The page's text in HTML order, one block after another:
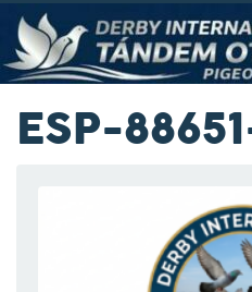
ESP-